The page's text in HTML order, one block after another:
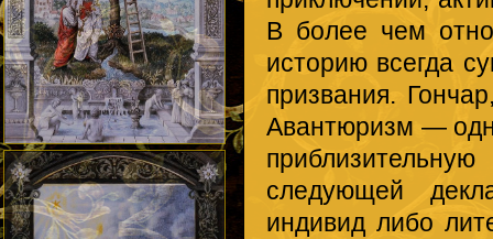
В более чем
историю всегда
призвания.
Авантюризм —
следующей
индивид либо